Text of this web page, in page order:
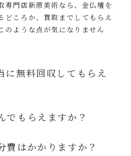
専門店新原美術なら、金仏壇を
どころか、買取までしてもらえ
のような点が気になりません
に無料回収してもらえ
でもらえますか？
費はかかりますか？